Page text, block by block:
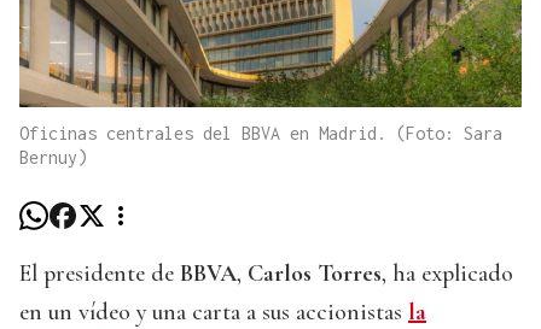
Oficinas centrales del BBVA en Madrid. (Foto: Sara
Bernuy)
El presidente de BBVA, Carlos Torres, ha explicado
en un vídeo y una carta a sus accionistas la